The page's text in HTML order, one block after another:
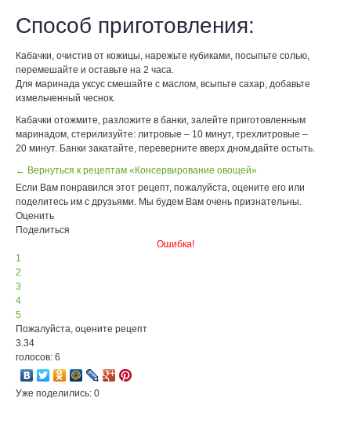
Способ приготовления:
Кабачки, очистив от кожицы, нарежьте кубиками, посыпьте солью,
перемешайте и оставьте на 2 часа.
Для маринада уксус смешайте с маслом, всыпьте сахар, добавьте
измельченный чеснок.
Кабачки отожмите, разложите в банки, залейте приготовленным
маринадом, стерилизуйте: литровые – 10 минут, трехлитровые –
20 минут. Банки закатайте, переверните вверх дном,дайте остыть.
← Вернуться к рецептам «Консервирование овощей»
Если Вам понравился этот рецепт, пожалуйста, оцените его или
поделитесь им с друзьями. Мы будем Вам очень признательны.
Оценить
Поделиться
Ошибка!
1
2
3
4
5
Пожалуйста, оцените рецепт
3.34
голосов: 6
Уже поделились: 0